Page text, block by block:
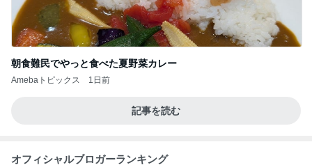
朝食難民でやっと食べた夏野菜カレー
Amebaトピックス 1日前
記事を読む
オフィシャルブロガーランキング